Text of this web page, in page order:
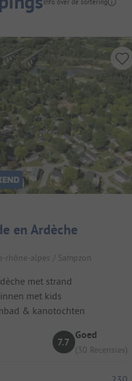
en Ardèche
rhône-alpes / Sampzon
met strand
met kids
& kanotochten
7.7
Goed
(30 Recensies)